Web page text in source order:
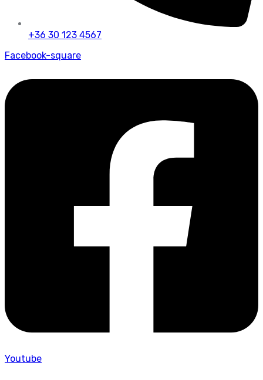
+36 30 123 4567
Facebook-square
Youtube